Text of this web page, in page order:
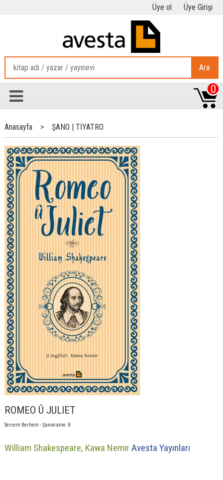
Üye ol Üye Girişi
Ara
0
Anasayfa > ŞANO | TİYATRO
ROMEO Û JULIET
Sercem Berhem - Şanoname: 8
William Shakespeare, Kawa Nemir Avesta Yayınları